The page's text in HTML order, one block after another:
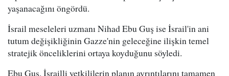
yaşanacağını öngördü.
İsrail meseleleri uzmanı Nihad Ebu Guş ise İsrail'in ani
tutum değişikliğinin Gazze'nin geleceğine ilişkin temel
stratejik önceliklerini ortaya koyduğunu söyledi.
Ebu Guş, İsrailli yetkililerin planın ayrıntılarını tamamen